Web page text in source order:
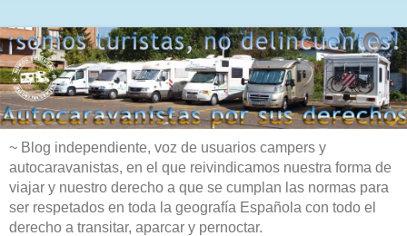
~ Blog independiente, voz de usuarios campers y
autocaravanistas, en el que reivindicamos nuestra forma de
viajar y nuestro derecho a que se cumplan las normas para
ser respetados en toda la geografía Española con todo el
derecho a transitar, aparcar y pernoctar.